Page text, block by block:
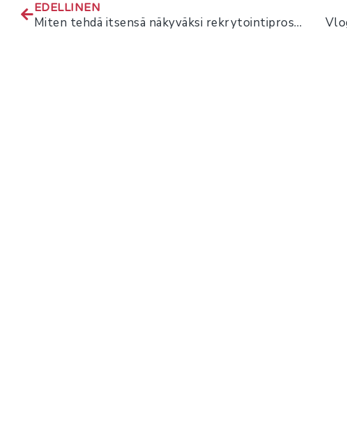
EDELLINEN
Miten tehdä itsensä näkyväksi rekrytointiprosessissa?